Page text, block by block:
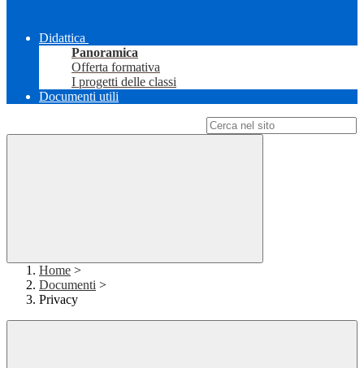
Didattica
Panoramica
Offerta formativa
I progetti delle classi
Documenti utili
Home >
Documenti >
Privacy